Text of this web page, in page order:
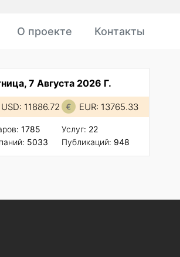
О проекте Контакты
7 Августа 2026 Г.
USD: 11886.72 EUR: 13765.33
1785
5033
Услуг: 22
Публикаций: 948